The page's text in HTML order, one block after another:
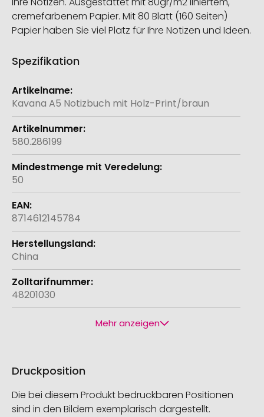
cremefarbenem Papier. Mit 80 Blatt (160 Seiten)
Papier haben Sie viel Platz für Ihre Notizen und Ideen.
Spezifikation
Weitere
Informationen
Kavana A5 Notizbuch mit Holz-Print/braun
580.286199
50
8714612145784
China
48201030
Mehr anzeigen
Druckposition
Die bei diesem Produkt bedruckbaren Positionen
sind in den Bildern exemplarisch dargestellt.